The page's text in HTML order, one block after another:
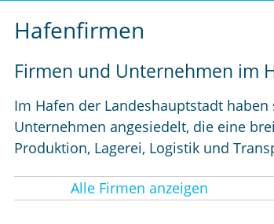
Hafenfirmen
Firmen und Unternehmen im
Im Hafen der Landeshauptstadt
Unternehmen angesiedelt, die eine
Produktion, Lagerei, Logistik und
Alle Firmen anzeigen